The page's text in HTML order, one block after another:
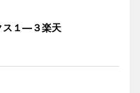
ス１―３楽天